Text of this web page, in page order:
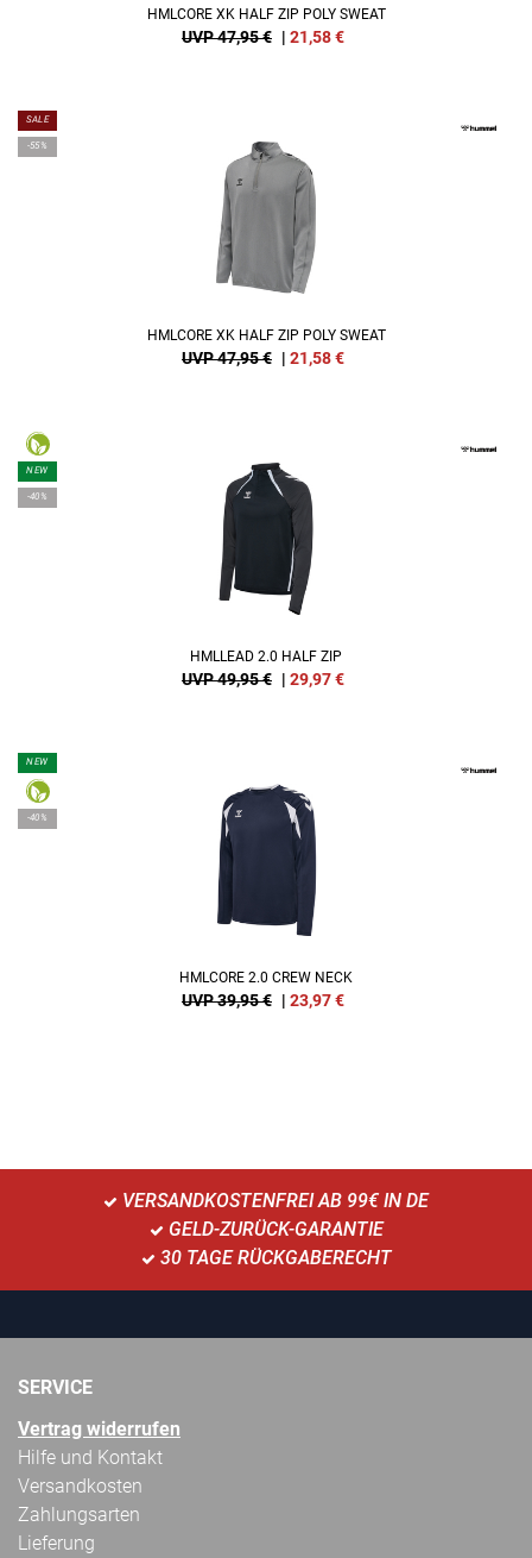
HMLCORE XK HALF ZIP POLY SWEAT
UVP 47,95 € | 21,58€
SALE
-55%
HMLCORE XK HALF ZIP POLY SWEAT
UVP 47,95 € | 21,58€
NEW
-40%
HMLLEAD 2.0 HALF ZIP
UVP 49,95 € | 29,97€
NEW
-40%
HMLCORE 2.0 CREW NECK
UVP 39,95 € | 23,97€
VERSANDKOSTENFREI AB 99€ IN DE
GELD-ZURÜCK-GARANTIE
30 TAGE RÜCKGABERECHT
SERVICE
Vertrag widerrufen
Hilfe und Kontakt
Versandkosten
Zahlungsarten
Lieferung